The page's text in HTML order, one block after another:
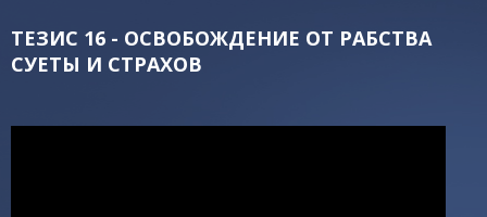
ТЕЗИС 16 - ОСВОБОЖДЕНИЕ ОТ РАБСТВА
СУЕТЫ И СТРАХОВ